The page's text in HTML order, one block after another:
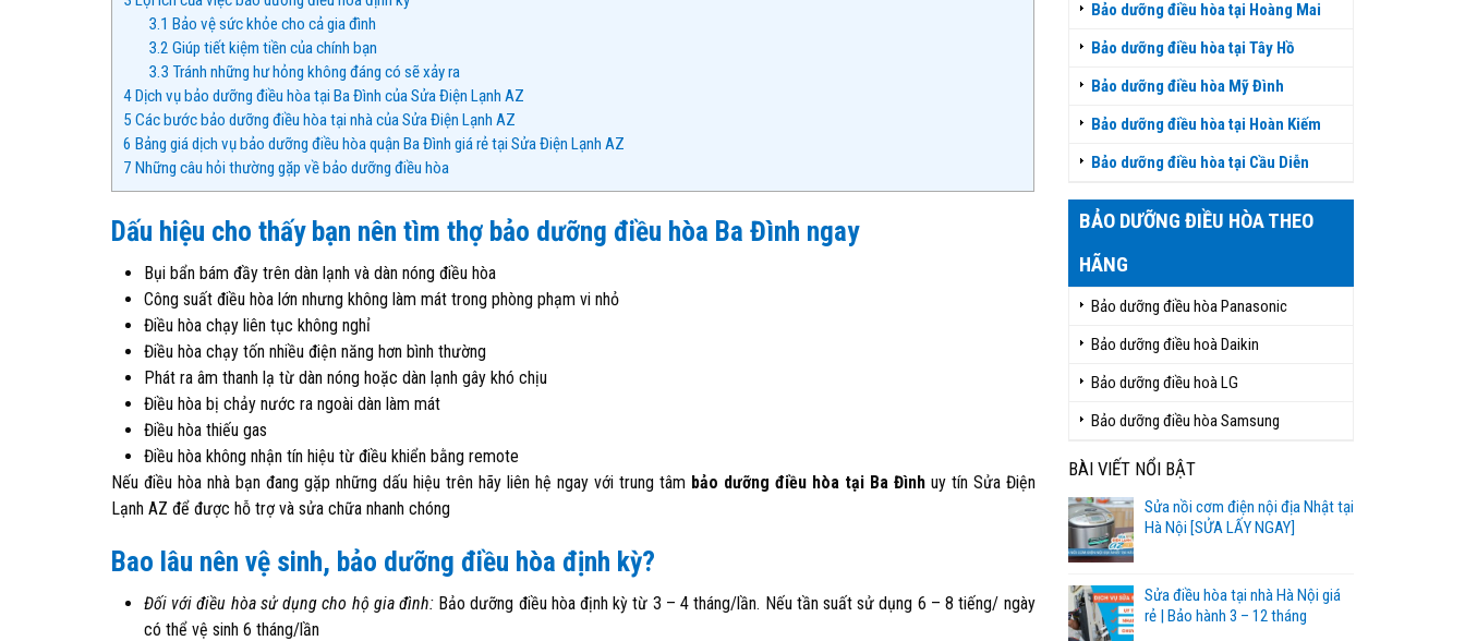
3.1 Bảo vệ sức khỏe cho cả gia đình
3.2 Giúp tiết kiệm tiền của chính bạn
3.3 Tránh những hư hỏng không đáng có sẽ xảy ra
4Dịch vụ bảo dưỡng điều hòa tại Ba Đình của Sửa Điện Lạnh AZ
5 Các bước bảo dưỡng điều hòa tại nhà của Sửa Điện Lạnh AZ
6 Bảng giá dịch vụ bảo dưỡng điều hòa quận Ba Đình giá rẻ tại Sửa Điện Lạnh AZ
7 Những câu hỏi thường gặp về bảo dưỡng điều hòa
Dấu hiệu cho thấy bạn nên tìm thợ bảo dưỡng điều hòa Ba Đình ngay
Bụi bẩn bám đầy trên dàn lạnh và dàn nóng điều hòa
Công suất điều hòa lớn nhưng không làm mát trong phòng phạm vi nhỏ
Điều hòa chạy liên tục không nghỉ
Điều hòa chạy tốn nhiều điện năng hơn bình thường
Phát ra âm thanh lạ từ dàn nóng hoặc dàn lạnh gây khó chịu
Điều hòa bị chảy nước ra ngoài dàn làm mát
Điều hòa thiếu gas
Điều hòa không nhận tín hiệu từ điều khiển bằng remote
Nếu điều hòa nhà bạn đang gặp những dấu hiệu trên hãy liên hệ ngay với trung tâm bảo dưỡng điều hòa tại Ba Đìnhuy tín Sửa Điện
Lạnh AZ để được hỗ trợ và sửa chữa nhanh chóng
Bao lâu nên vệ sinh, bảo dưỡng điều hòa định kỳ?
Đối với điều hòa sử dụng cho hộ gia đình:Bảo dưỡng điều hòa định kỳ từ 3 – 4 tháng/lần. Nếu tần suất sử dụng 6 – 8 tiếng/ ngày
có thể vệ sinh 6 tháng/lần
Bảo dưỡng điều hòa tại Hoàng Mai
Bảo dưỡng điều hòa tại Tây Hồ
Bảo dưỡng điều hòa Mỹ Đình
Bảo dưỡng điều hòa tại Hoàn Kiếm
Bảo dưỡng điều hòa tại Cầu Diễn
BẢO DƯỠNG ĐIỀU HÒA THEO
HÃNG
Bảo dưỡng điều hòa Panasonic
Bảo dưỡng điều hoà Daikin
Bảo dưỡng điều hoà LG
Bảo dưỡng điều hòa Samsung
BÀI VIẾT NỔI BẬT
Sửa nồi cơm điện nội địa Nhật tại
Hà Nội [SỬA LẤY NGAY]
Sửa điều hòa tại nhà Hà Nội giá
rẻ | Bảo hành 3 – 12 tháng